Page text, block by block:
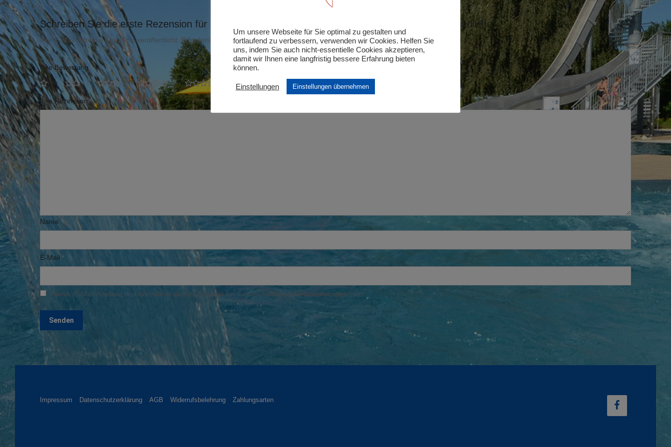
Schreiben Sie die erste Rezension für „Kinder unter 7 Jahre und schwerbehinderte Kinder/Jugendliche“
Ihre E-Mail-Adresse wird nicht veröffentlicht. Erforderliche Felder sind mit*markiert
Ihre Bewertung *
Ihre Rezension*
Name *
E-Mail *
Name, E-Mail-Adresse und Website in diesem Browser für meinen nächsten Kommentar speichern.
Impressum Datenschutzerklärung AGB Widerrufsbelehrung Zahlungsarten
Um unsere Webseite für Sie optimal zu gestalten und
fortlaufend zu verbessern, verwenden wir Cookies. Helfen Sie
uns, indem Sie auch nicht-essentielle Cookies akzeptieren,
damit wir Ihnen eine langfristig bessere Erfahrung bieten
können.
Einstellungen Einstellungen übernehmen